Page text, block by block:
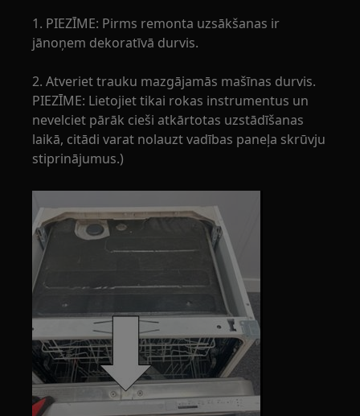
1. PIEZĪME: Pirms remonta uzsākšanas ir
jānoņem dekoratīvā durvis.
2. Atveriet trauku mazgājamās mašīnas durvis.
PIEZĪME: Lietojiet tikai rokas instrumentus un
nevelciet pārāk cieši atkārtotas uzstādīšanas
laikā, citādi varat nolauzt vadības paneļa skrūvju
stiprinājumus.)